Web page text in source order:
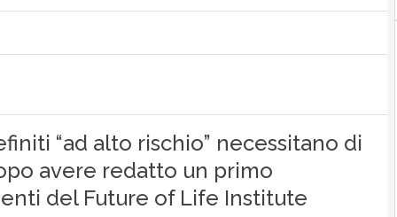
“ad alto rischio” necessitano di
avere redatto un primo
del Future of Life Institute